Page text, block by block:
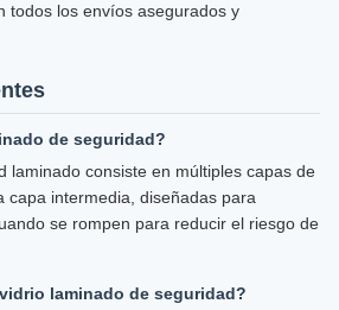
todos los envíos asegurados y
de seguridad?
laminado consiste en múltiples capas de
capa intermedia, diseñadas para
se rompen para reducir el riesgo de
laminado de seguridad?